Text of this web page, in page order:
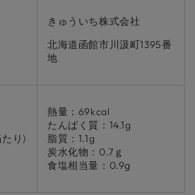
きゅういち株式会社
北海道函館市川汲町1395番
地
り)
熱量：69kcal
たんぱく質：14.1g
脂質：1.1g
炭水化物：0.7ｇ
食塩相当量：0.9g